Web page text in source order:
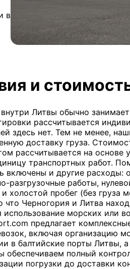
в
и
Литвы обычно
рассчитывается
здесь нет. Тем не менее,
доставку груза.
рассчитывается на
транспортных работ.
включены и другие расходы:
разгрузочные работы,
и холостой пробег (без груза
что Черногория и Литва
использование морских или
предлагает
включая организацию
в балтийские порты Литвы,
обеспечиваем полный
погрузки до доставки